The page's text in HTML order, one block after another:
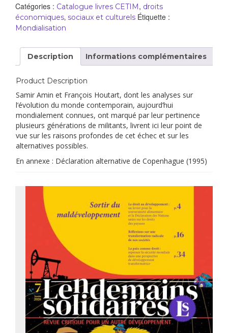
Catégories : Catalogue livres CETIM, droits
économiques, sociaux et culturels Étiquette :
Mondialisation
Description Informations complémentaires
Product Description
Samir Amin et François Houtart, dont les analyses sur
l’évolution du monde contemporain, aujourd’hui
mondialement connues, ont marqué par leur pertinence
plusieurs générations de militants, livrent ici leur point de
vue sur les raisons profondes de cet échec et sur les
alternatives possibles.
En annexe : Déclaration alternative de Copenhague (1995)